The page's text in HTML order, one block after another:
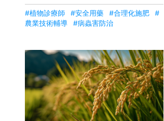
定植後的營養監測，到面對萎凋病與炭
疽病危機時的專業介入。這份工作不僅
減少了農業生產的損失與浪費，更透過
農業經營。
#植物診療師 #安全用藥 #合理化施肥
#
農業技術輔導
#病蟲害防治